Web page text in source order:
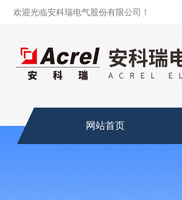
欢迎光临安科瑞电气股份有限公司！
网站首页